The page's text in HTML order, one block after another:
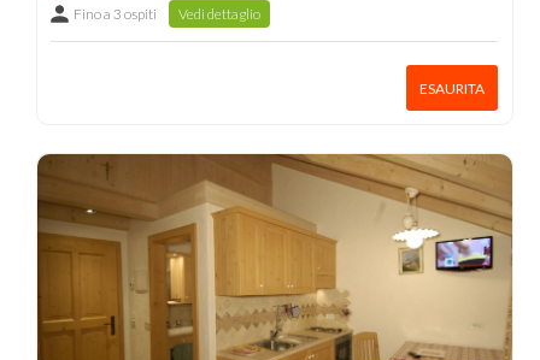
Fino a 3 ospiti Vedi dettaglio
ESAURITA